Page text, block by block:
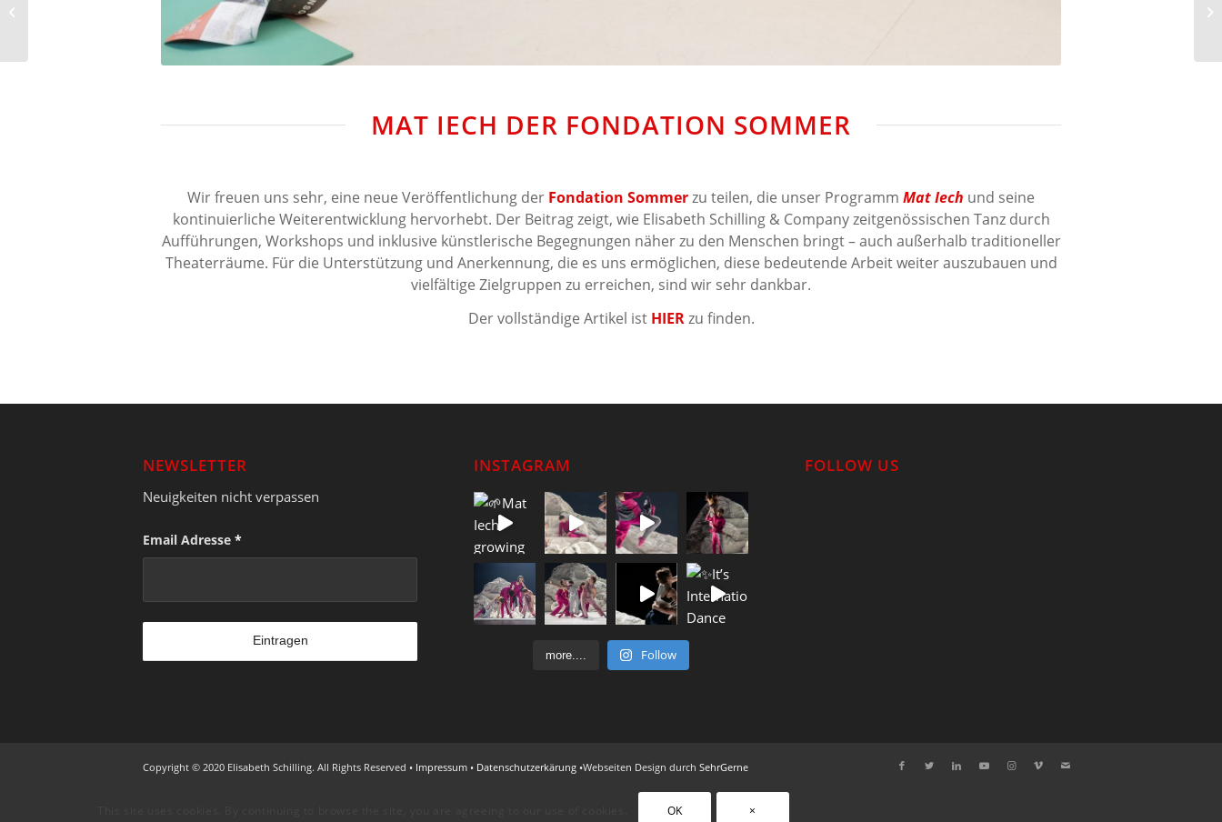
MAT IECH DER FONDATION SOMMER
Wir freuen uns sehr, eine neue Veröffentlichung der Fondation Sommerzu teilen, die unser Programm Mat Iech und seine
kontinuierliche Weiterentwicklung hervorhebt. Der Beitrag zeigt, wie Elisabeth Schilling & Companyzeitgenössischen Tanz durch
Aufführungen, Workshops und inklusive künstlerische Begegnungen näher zu den Menschen bringt – auch außerhalb traditioneller
Theaterräume. Für die Unterstützung und Anerkennung, die es uns ermöglichen, diese bedeutende Arbeit weiter auszubauen und
vielfältige Zielgruppen zu erreichen, sind wir sehr dankbar.
Der vollständige Artikel ist HIERzu finden.
NEWSLETTER
Neuigkeiten nicht verpassen
Email Adresse *
INSTAGRAM
more.... Follow
FOLLOW US
Copyright © 2020 Elisabeth Schilling. All Rights Reserved • Impressum • Datenschutzerkärung •Webseiten Design durch SehrGerne
OK ×